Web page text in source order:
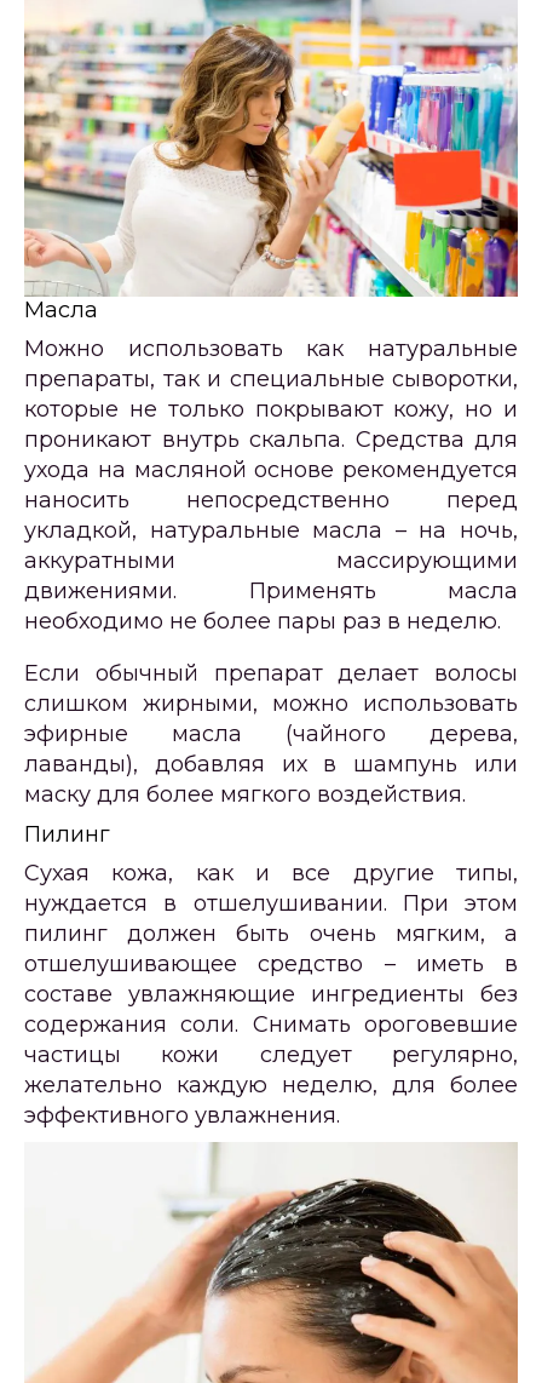
Масла
Можно использовать как натуральные
препараты, так и специальные сыворотки,
которые не только покрывают кожу, но и
проникают внутрь скальпа. Средства для
ухода на масляной основе рекомендуется
наносить непосредственно перед
укладкой, натуральные масла – на ночь,
аккуратными массирующими
движениями. Применять масла
необходимо не более пары раз в неделю.
Если обычный препарат делает волосы
слишком жирными, можно использовать
эфирные масла (чайного дерева,
лаванды), добавляя их в шампунь или
маску для более мягкого воздействия.
Пилинг
Сухая кожа, как и все другие типы,
нуждается в отшелушивании. При этом
пилинг должен быть очень мягким, а
отшелушивающее средство – иметь в
составе увлажняющие ингредиенты без
содержания соли. Снимать ороговевшие
частицы кожи следует регулярно,
желательно каждую неделю, для более
эффективного увлажнения.